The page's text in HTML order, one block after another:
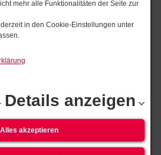
mehr alle Funktionalitäten der Seite zur
in den Cookie-Einstellungen unter
Details anzeigen
Alles akzeptieren